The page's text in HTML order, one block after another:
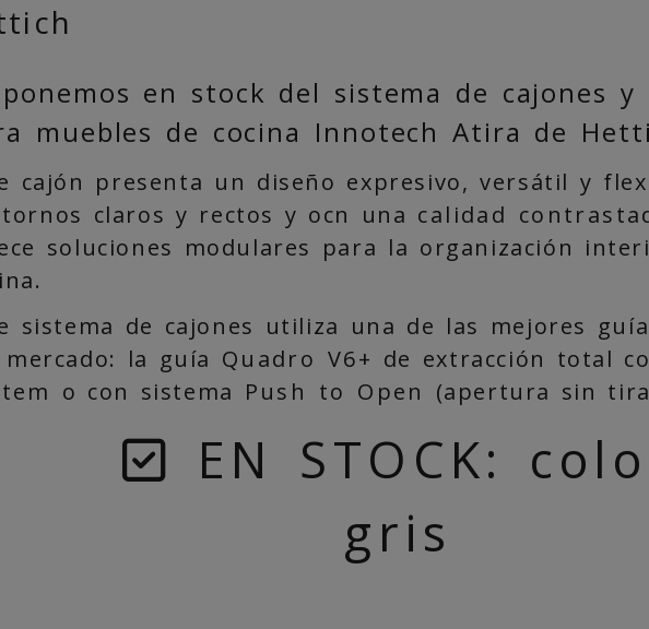
en stock del sistema de cajones y
muebles de cocina Innotech Atira de
cajón presenta un diseño expresivo, versátil y
claros y rectos y ocn una calidad
soluciones modulares para la organización
sistema de cajones utiliza una de las mejores
la guía Quadro V6+ de extracción total
o con sistema Push to Open (apertura sin
EN STOCK:
gris